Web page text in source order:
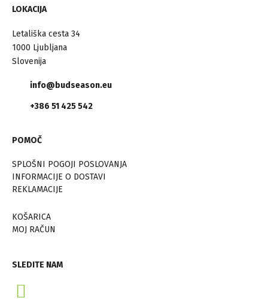
LOKACIJA
Letališka cesta 34
1000 Ljubljana
Slovenija
info@budseason.eu
+386 51 425 542
POMOČ
SPLOŠNI POGOJI POSLOVANJA
INFORMACIJE O DOSTAVI
REKLAMACIJE
KOŠARICA
MOJ RAČUN
SLEDITE NAM